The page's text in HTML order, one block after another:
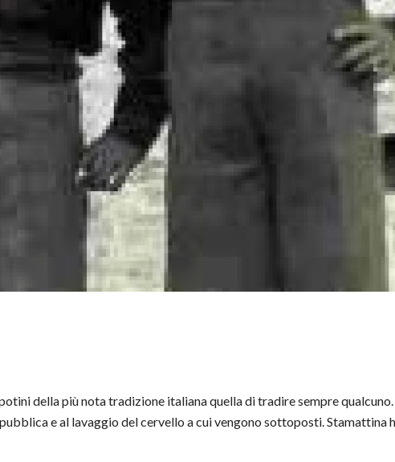
della più nota tradizione italiana quella di tradire sempre
e al lavaggio del cervello a cui vengono sottoposti. Stamattina